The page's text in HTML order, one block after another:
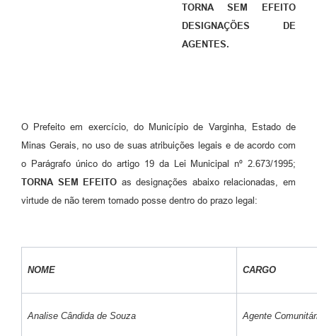
TORNA SEM EFEITO
DESIGNAÇÕES DE
AGENTES.
O Prefeito em exercício, do Município de Varginha, Estado de
Minas Gerais, no uso de suas atribuições legais e de acordo com
o Parágrafo único do artigo 19 da Lei Municipal nº 2.673/1995;
TORNA SEM EFEITO as designações abaixo relacionadas, em
virtude de não terem tomado posse dentro do prazo legal:
NOME CARGO
Analise Cândida de Souza Agente